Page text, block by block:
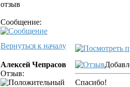
Сообщение:
Вернуться к началу
Алексей Чепрасов
Отзыв:
Спасибо!